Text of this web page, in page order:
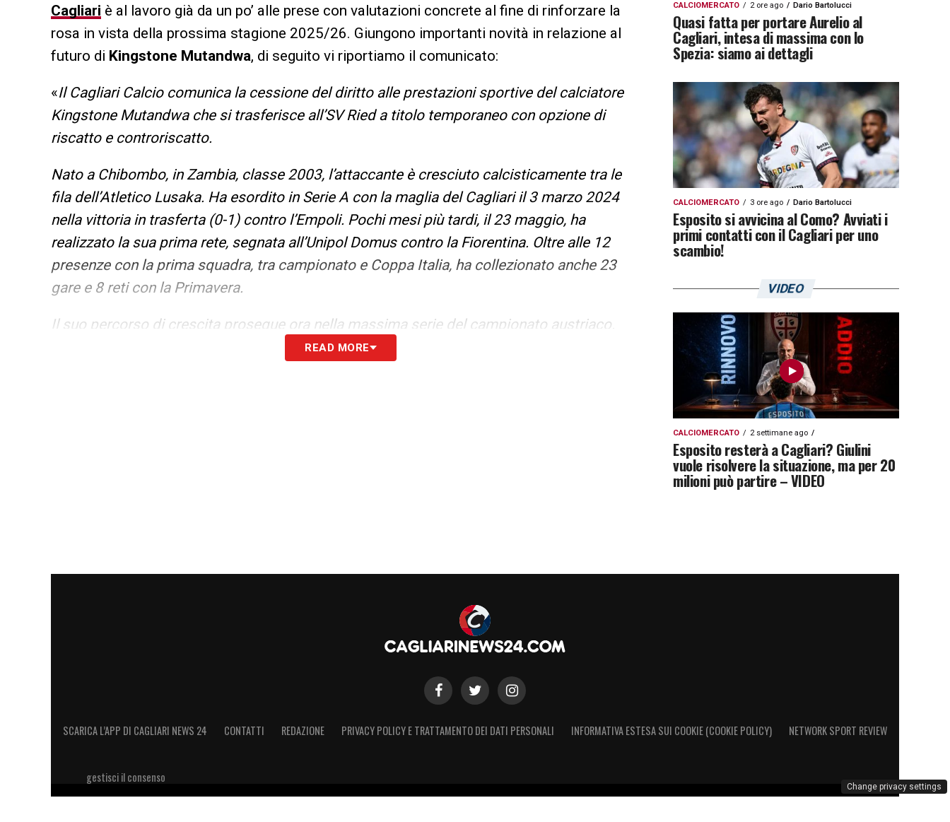
Cagliari è al lavoro già da un po’ alle prese con valutazioni concrete al fine di rinforzare la
rosa in vista della prossima stagione 2025/26. Giungono importanti novità in relazione al
futuro di Kingstone Mutandwa, di seguito vi riportiamo il comunicato:
«Il Cagliari Calcio comunica la cessione del diritto alle prestazioni sportive del calciatore
Kingstone Mutandwa che si trasferisce all’SV Ried a titolo temporaneo con opzione di
riscatto e controriscatto.
Nato a Chibombo, in Zambia, classe 2003, l’attaccante è cresciuto calcisticamente tra le
fila dell’Atletico Lusaka. Ha esordito in Serie A con la maglia del Cagliari il 3 marzo 2024
nella vittoria in trasferta (0-1) contro l’Empoli. Pochi mesi più tardi, il 23 maggio, ha
realizzato la sua prima rete, segnata all’Unipol Domus contro la Fiorentina. Oltre alle 12
presenze con la prima squadra, tra campionato e Coppa Italia, ha collezionato anche 23
gare e 8 reti con la Primavera.
Il suo percorso di crescita prosegue ora nella massima serie del campionato austriaco.
READ MORE
CALCIOMERCATO 2 ore ago Dario Bartolucci
Quasi fatta per portare Aurelio al
Cagliari, intesa di massima con lo
Spezia: siamo ai dettagli
CALCIOMERCATO 3 ore ago Dario Bartolucci
Esposito si avvicina al Como? Avviati i
primi contatti con il Cagliari per uno
scambio!
VIDEO
CALCIOMERCATO 2 settimane ago
Esposito resterà a Cagliari? Giulini
vuole risolvere la situazione, ma per 20
milioni può partire – VIDEO
SCARICA L’APP DI CAGLIARI NEWS 24 CONTATTI REDAZIONE PRIVACY POLICY E TRATTAMENTO DEI DATI PERSONALI INFORMATIVA ESTESA SUI COOKIE (COOKIE POLICY) NETWORK SPORT REVIEW
gestisci il consenso
Change privacy settings